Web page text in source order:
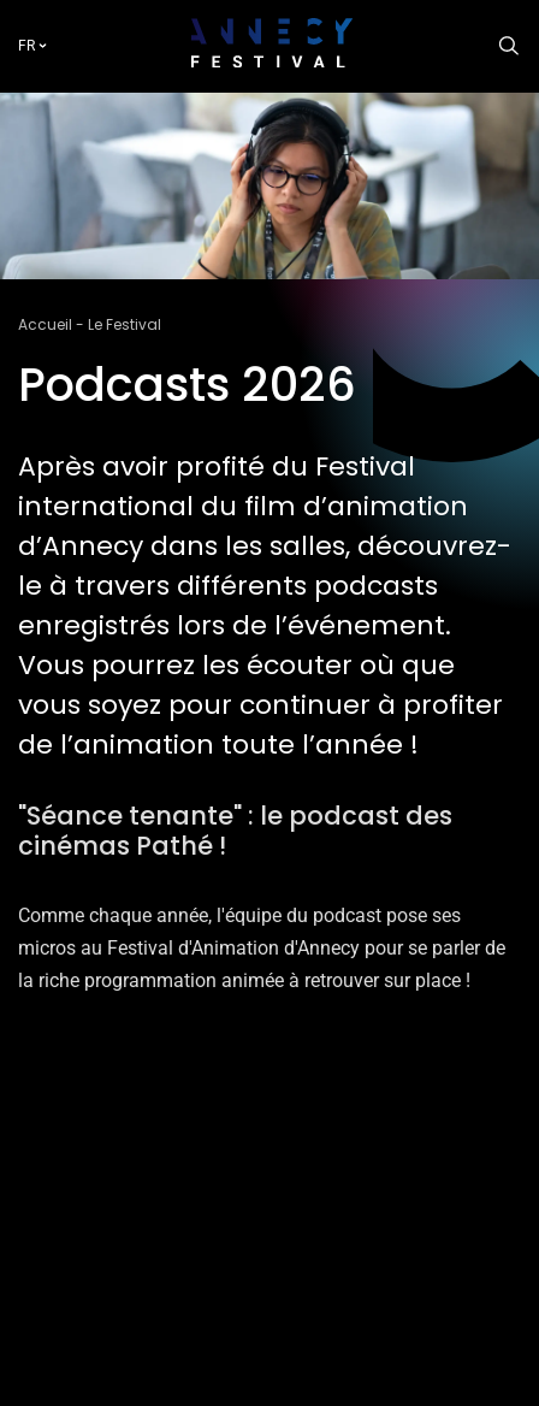
au
principal
FR
Fil
Accueil Le Festival
Podcasts 2026
Après avoir profité du Festival
international du film d’animation
d’Annecy dans les salles, découvrez-
le à travers différents podcasts
enregistrés lors de l’événement.
Vous pourrez les écouter où que
vous soyez pour continuer à profiter
de l’animation toute l’année !
"Séance tenante" : le podcast des
cinémas Pathé !
Comme chaque année, l'équipe du podcast pose ses
micros au Festival d'Animation d'Annecy pour se parler de
la riche programmation animée à retrouver sur place !